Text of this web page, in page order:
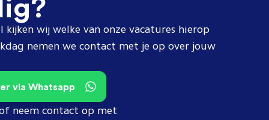
kijken wij welke van onze vacatures hierop
nemen we contact met je op over jouw
via Whatsapp
neem contact op met